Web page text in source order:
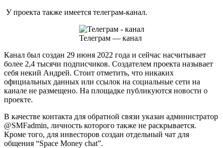
У проекта также имеется телеграм-канал.
Телеграм — канал
Канал был создан 29 июня 2022 года и сейчас насчитывает
более 2,4 тысячи подписчиков. Создателем проекта называет
себя некий Андрей. Стоит отметить, что никаких
официальных данных или ссылок на социальные сети на
канале не размещено. На площадке публикуются новости о
проекте.
В качестве контакта для обратной связи указан администратор
@SMFadmin, личность которого также не раскрывается.
Кроме того, для инвесторов создан отдельный чат для
общения “Space Money chat”.